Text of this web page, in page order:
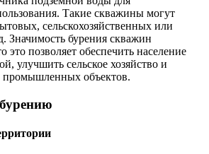
Такие скважины могут
сельскохозяйственных или
бурения скважин
это позволяет обеспечить население
улучшить сельское хозяйство и
промышленных объектов.